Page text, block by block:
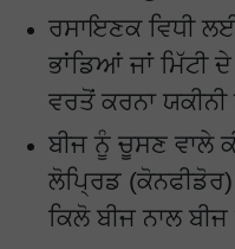
ਰਸਾਇਣਕ ਵਿਧੀ
ਭਾਂਡਿਆਂ ਜਾਂ ਮਿੱਟੀ
ਵਰਤੋਂ ਕਰਨਾ ਯਕੀਨੀ
ਬੀਜ ਨੂੰ ਚੂਸਣ ਵਾਲੇ
ਲੋਪ੍ਰਿਡ
ਕਿਲੋ ਬੀਜ ਨਾਲ